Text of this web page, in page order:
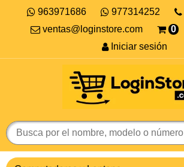
963971686 977314252
ventas@loginstore.com
0
Iniciar sesión